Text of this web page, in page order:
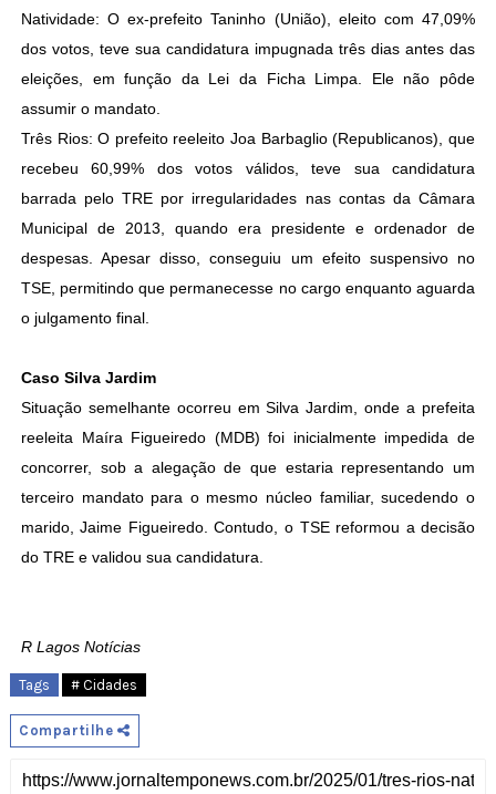
Natividade: O ex-prefeito Taninho (União), eleito com 47,09%
dos votos, teve sua candidatura impugnada três dias antes das
eleições, em função da Lei da Ficha Limpa. Ele não pôde
assumir o mandato.
Três Rios: O prefeito reeleito Joa Barbaglio (Republicanos), que
recebeu 60,99% dos votos válidos, teve sua candidatura
barrada pelo TRE por irregularidades nas contas da Câmara
Municipal de 2013, quando era presidente e ordenador de
despesas. Apesar disso, conseguiu um efeito suspensivo no
TSE, permitindo que permanecesse no cargo enquanto aguarda
o julgamento final.
Caso Silva Jardim
Situação semelhante ocorreu em Silva Jardim, onde a prefeita
reeleita Maíra Figueiredo (MDB) foi inicialmente impedida de
concorrer, sob a alegação de que estaria representando um
terceiro mandato para o mesmo núcleo familiar, sucedendo o
marido, Jaime Figueiredo. Contudo, o TSE reformou a decisão
do TRE e validou sua candidatura.
R Lagos Notícias
Tags # Cidades
Compartilhe